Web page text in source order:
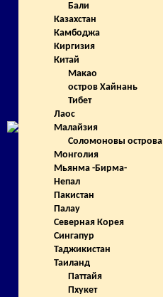
Бали
Казахстан
Камбоджа
Киргизия
Китай
Макао
остров Хайнань
Тибет
Лаос
Малайзия
Соломоновы острова
Монголия
Мьянма -Бирма-
Непал
Пакистан
Палау
Северная Корея
Сингапур
Таджикистан
Таиланд
Паттайя
Пхукет